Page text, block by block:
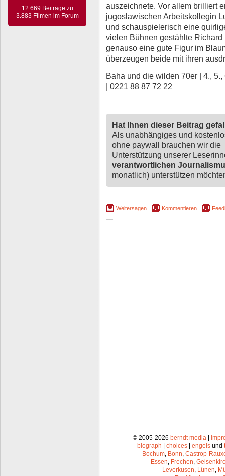
12.669 Beiträge zu
3.883 Filmen im Forum
auszeichnete. Vor allem brilliert
jugoslawischen Arbeitskollegin
und schauspielerisch eine
vielen Bühnen gestählte
genauso eine gute Figur im
überzeugen beide mit ihren
Baha und die wilden 70er | 4.,
| 0221 88 87 72 22
Hat Ihnen dieser Beitrag
Als unabhängiges und
ohne paywall brauchen wir die
Unterstützung unserer
verantwortlichen
monatlich) unterstützen
Weitersagen Kommentieren
© 2005-2026 berndt media|
biograph
choices engels und
Bochum, Bonn, Castrop-
Essen, Frechen,
Leverkusen, Lünen,